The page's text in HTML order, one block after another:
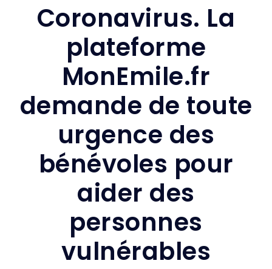
Coronavirus. La
plateforme
MonEmile.fr
demande de toute
urgence des
bénévoles pour
aider des
personnes
vulnérables